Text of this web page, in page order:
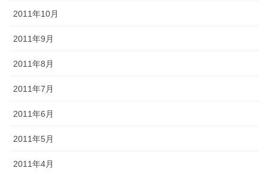
2011年10月
2011年9月
2011年8月
2011年7月
2011年6月
2011年5月
2011年4月